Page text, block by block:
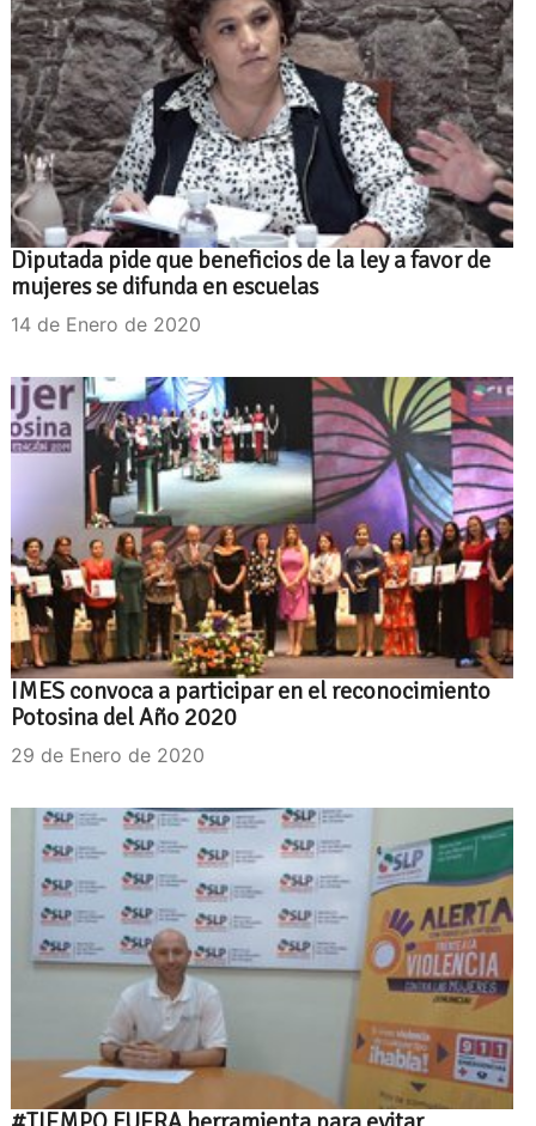
Diputada pide que beneficios de la ley a favor de
mujeres se difunda en escuelas
14 de Enero de 2020
IMES convoca a participar en el reconocimiento
Potosina del Año 2020
29 de Enero de 2020